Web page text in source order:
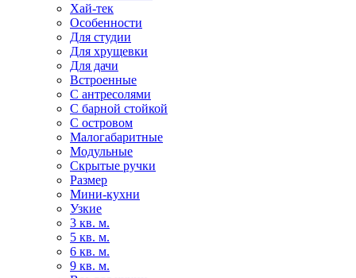
Хай-тек
Особенности
Для студии
Для хрущевки
Для дачи
Встроенные
С антресолями
С барной стойкой
С островом
Малогабаритные
Модульные
Скрытые ручки
Размер
Мини-кухни
Узкие
3 кв. м.
5 кв. м.
6 кв. м.
9 кв. м.